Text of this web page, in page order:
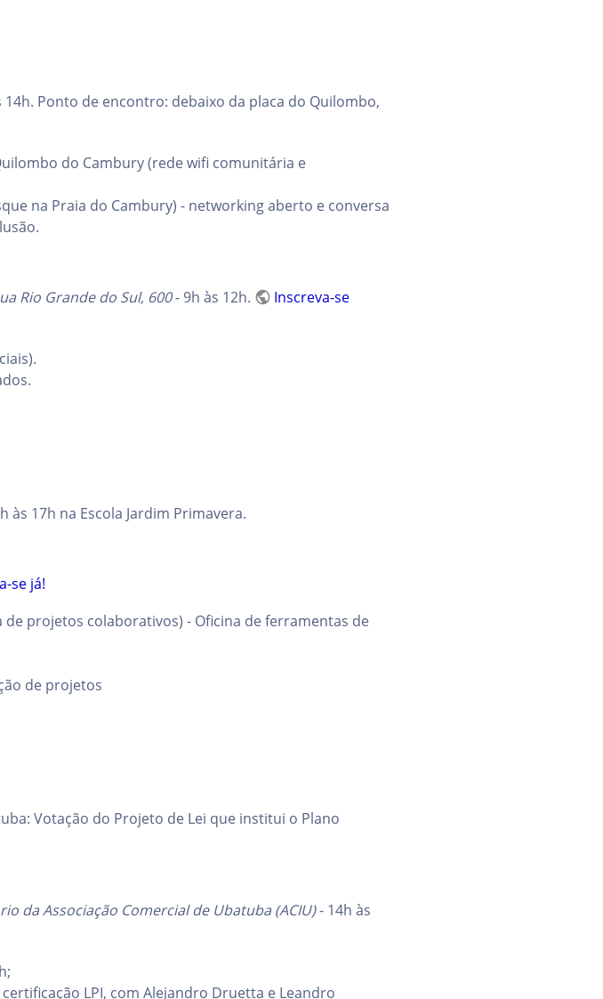
14h. Ponto de encontro: debaixo da placa do Quilombo,
do Cambury (rede wifi comunitária e
na Praia do Cambury) - networking aberto e conversa
Rio Grande do Sul, 600- 9h às 12h.
Inscreva-se
às 17h na Escola Jardim Primavera.
se já!
de projetos colaborativos) - Oficina de ferramentas de
de projetos
Votação do Projeto de Lei que institui o Plano
da Associação Comercial de Ubatuba (ACIU)- 14h às
LPI, com Alejandro Druetta e Leandro